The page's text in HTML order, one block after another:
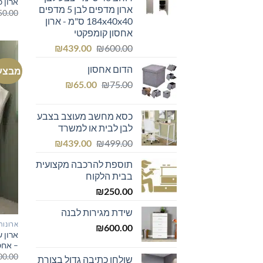
ארון מדפים לבן 5 מדפים
184x40x40 ס"מ - ארון
אחסון קומפקטי
₪600.00
המחיר
היה:
₪600.00.
₪439.00
המחיר
הדום אחסון
₪75.00
המחיר
₪75.00.
₪65.00
המחיר
₪65.00.
כסא מחשב מעוצב בצבע
לבן לבית או למשרד
₪499.00
המחיר
היה:
₪499.00.
₪439.00
המחיר
הוא:
תוספת להרכבה מקצועית
בבית הלקוח
₪250.00
שידת מגירות לבנה
₪600.00
שולחן כתיבה גדול בצורת
–